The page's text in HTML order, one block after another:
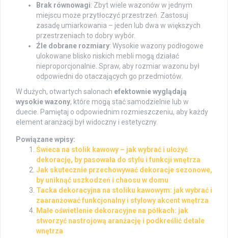
Brak równowagi: Zbyt wiele wazonów w jednym
miejscu może przytłoczyć przestrzeń. Zastosuj
zasadę umiarkowania – jeden lub dwa w większych
przestrzeniach to dobry wybór.
Źle dobrane rozmiary: Wysokie wazony podłogowe
ulokowane blisko niskich mebli mogą działać
nieproporcjonalnie. Spraw, aby rozmiar wazonu był
odpowiedni do otaczających go przedmiotów.
W dużych, otwartych salonach efektownie wyglądają
wysokie wazony, które mogą stać samodzielnie lub w
duecie. Pamiętaj o odpowiednim rozmieszczeniu, aby każdy
element aranżacji był widoczny i estetyczny.
Powiązane wpisy:
Świeca na stolik kawowy – jak wybrać i ułożyć
dekorację, by pasowała do stylu i funkcji wnętrza
Jak skutecznie przechowywać dekoracje sezonowe,
by uniknąć uszkodzeń i chaosu w domu
Tacka dekoracyjna na stoliku kawowym: jak wybrać i
zaaranżować funkcjonalny i stylowy akcent wnętrza
Małe oświetlenie dekoracyjne na półkach: jak
stworzyć nastrojową aranżację i podkreślić detale
wnętrza